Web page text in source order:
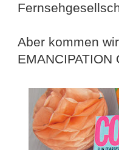
Aber kommen
EMANCIPATION